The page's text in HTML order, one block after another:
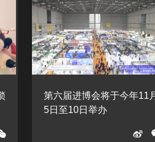
第六届进博会将于今年11
5日至10日举办